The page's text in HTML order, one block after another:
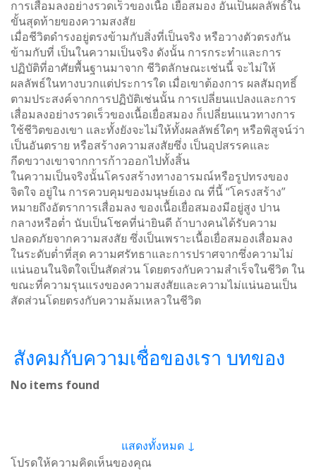
การเสื่อมลงอย่างรวดเร็วของเนื้อ เยื่อสมอง อันเป็นผลลัพธ์ใน
ขั้นสุดท้ายของความสงสัย
เมื่อชีวิตดำรงอยู่ตรงข้ามกับสิ่งที่เป็นจริง หรือวางตัวตรงกัน
ข้ามกับที่ เป็นในความเป็นจริง ดังนั้น การกระทำและการ
ปฏิบัติที่อาศัยพื้นฐานมาจาก ชีวิตลักษณะเช่นนี้ จะไม่ให้
ผลลัพธ์ในทางบวกแต่ประการใด เมื่อเขาต้องการ ผลสัมฤทธิ์
ตามประสงค์จากการปฏิบัติเช่นนั้น การเปลี่ยนแปลงและการ
เสื่อมลงอย่างรวดเร็วของเนื้อเยื่อสมอง ก็เปลี่ยนแนวทางการ
ใช้ชีวิตของเขา และทั้งยังจะไม่ให้ทั้งผลลัพธ์ใดๆ หรือพิสูจน์ว่า
เป็นอันตราย หรือสร้างความสงสัยซึ่ง เป็นอุปสรรคและ
กีดขวางเขาจากการก้าวออกไปทั้งสิ้น
ในความเป็นจริงนั้นโครงสร้างทางอารมณ์หรือรูปทรงของ
จิตใจ อยู่ใน การควบคุมของมนุษย์เอง ณ ที่นี้ “โครงสร้าง”
หมายถึงอัตราการเสื่อมลง ของเนื้อเยื่อสมองมีอยู่สูง ปาน
กลางหรือต่ำ นับเป็นโชคที่น่ายินดี ถ้าบางคนได้รับความ
ปลอดภัยจากความสงสัย ซึ่งเป็นเพราะเนื้อเยื่อสมองเสื่อมลง
ในระดับต่ำที่สุด ความศรัทธาและการปราศจากซึ่งความไม่
แน่นอนในจิตใจเป็นสัดส่วน โดยตรงกับความสำเร็จในชีวิต ใน
ขณะที่ความรุนแรงของความสงสัยและความไม่แน่นอนเป็น
สัดส่วนโดยตรงกับความล้มเหลวในชีวิต
สังคมกับความเชื่อของเรา บทของ
No items found
แสดงทั้งหมด ↓
โปรดให้ความคิดเห็นของคุณ